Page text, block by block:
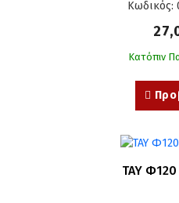
Κωδικός:
Κατόπιν
ΤΑΥ Φ120